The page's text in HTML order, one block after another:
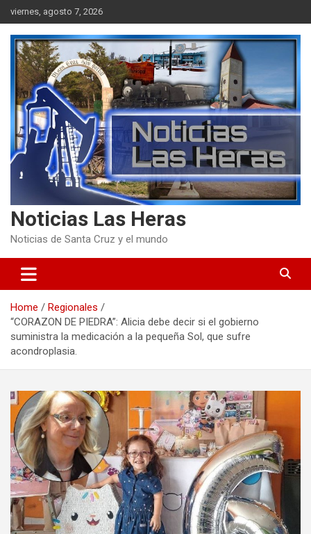
Skip
to
content
viernes, agosto 7, 2026
Noticias Las Heras
Noticias de Santa Cruz y el mundo
Home
Regionales
“CORAZON DE PIEDRA”: Alicia debe decir si el gobierno
suministra la medicación a la pequeña Sol, que sufre
acondroplasia.